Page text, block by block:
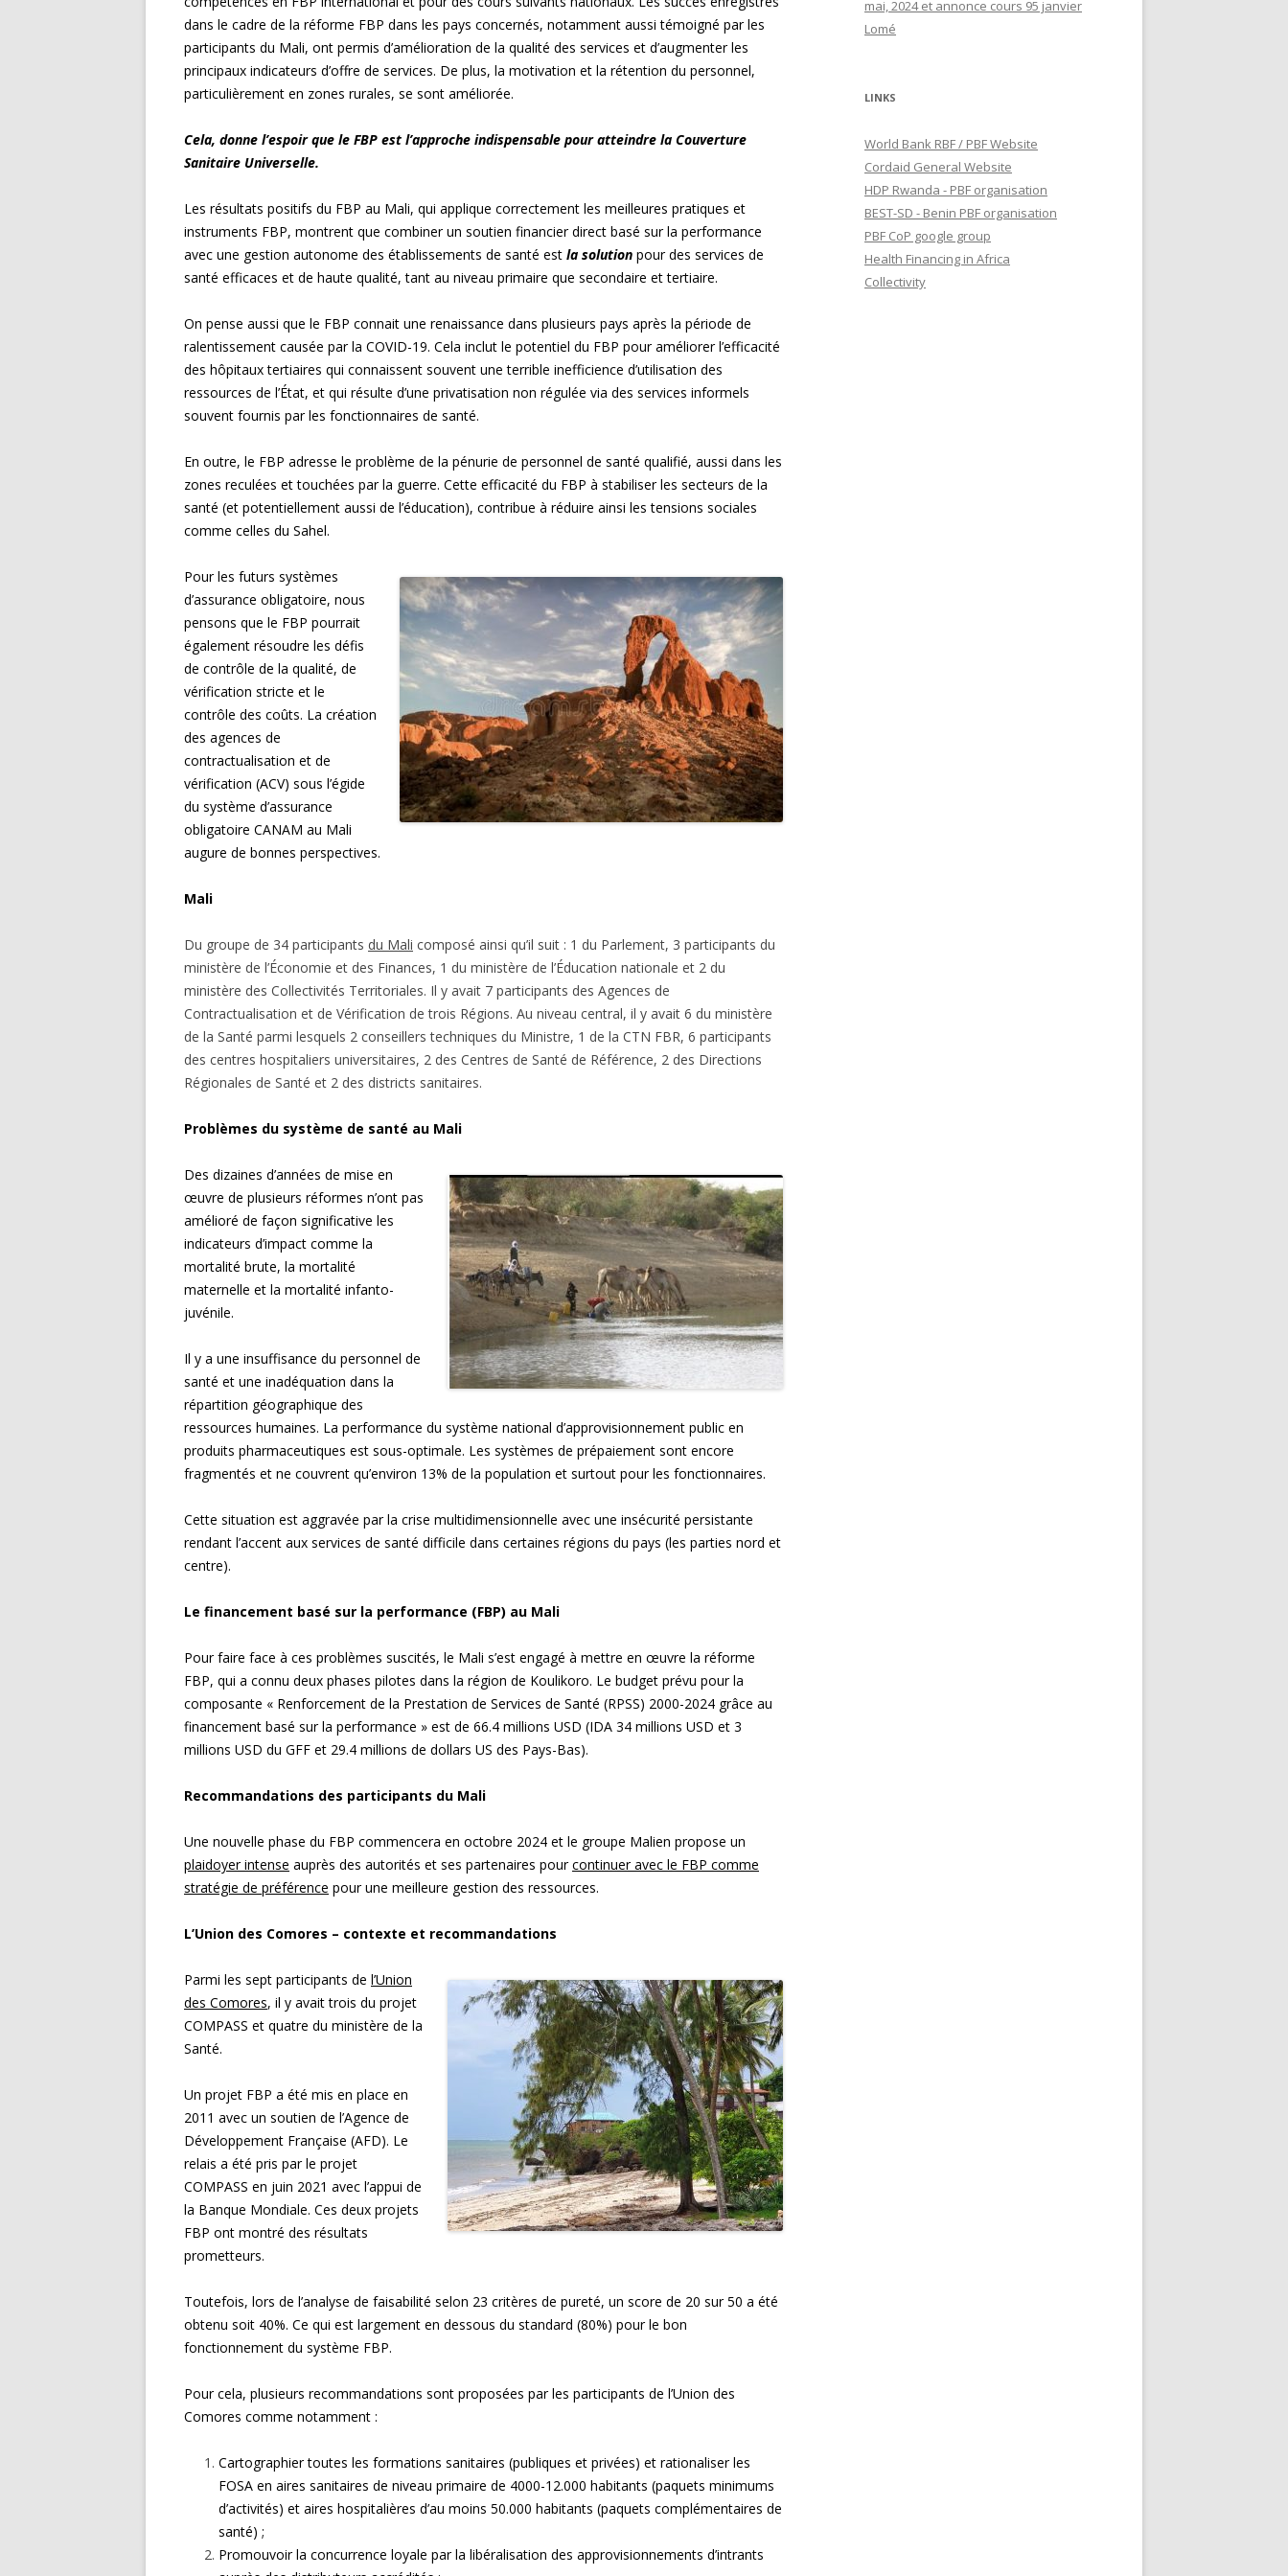
dans le cadre de la réforme FBP dans les pays concernés, notamment aussi témoigné par les
participants du Mali, ont permis d’amélioration de la qualité des services et d’augmenter les
principaux indicateurs d’offre de services. De plus, la motivation et la rétention du personnel,
particulièrement en zones rurales, se sont améliorée.
Cela, donne l’espoir que le FBP est l’approche indispensable pour atteindre la Couverture
Sanitaire Universelle.
Les résultats positifs du FBP au Mali, qui applique correctement les meilleures pratiques et
instruments FBP, montrent que combiner un soutien financier direct basé sur la performance
avec une gestion autonome des établissements de santé est la solution pour des services de
santé efficaces et de haute qualité, tant au niveau primaire que secondaire et tertiaire.
On pense aussi que le FBP connait une renaissance dans plusieurs pays après la période de
ralentissement causée par la COVID-19. Cela inclut le potentiel du FBP pour améliorer l’efficacité
des hôpitaux tertiaires qui connaissent souvent une terrible inefficience d’utilisation des
ressources de l’État, et qui résulte d’une privatisation non régulée via des services informels
souvent fournis par les fonctionnaires de santé.
En outre, le FBP adresse le problème de la pénurie de personnel de santé qualifié, aussi dans les
zones reculées et touchées par la guerre. Cette efficacité du FBP à stabiliser les secteurs de la
santé (et potentiellement aussi de l’éducation), contribue à réduire ainsi les tensions sociales
comme celles du Sahel.
Pour les futurs systèmes
d’assurance obligatoire, nous
pensons que le FBP pourrait
également résoudre les défis
de contrôle de la qualité, de
vérification stricte et le
contrôle des coûts. La création
des agences de
contractualisation et de
vérification (ACV) sous l’égide
du système d’assurance
obligatoire CANAM au Mali
augure de bonnes perspectives.
Mali
Du groupe de 34 participants du Mali composé ainsi qu’il suit : 1 du Parlement, 3 participants du
ministère de l’Économie et des Finances, 1 du ministère de l’Éducation nationale et 2 du
ministère des Collectivités Territoriales. Il y avait 7 participants des Agences de
Contractualisation et de Vérification de trois Régions. Au niveau central, il y avait 6 du ministère
de la Santé parmi lesquels 2 conseillers techniques du Ministre, 1 de la CTN FBR, 6 participants
des centres hospitaliers universitaires, 2 des Centres de Santé de Référence, 2 des Directions
Régionales de Santé et 2 des districts sanitaires.
Problèmes du système de santé au Mali
Des dizaines d’années de mise en
œuvre de plusieurs réformes n’ont pas
amélioré de façon significative les
indicateurs d’impact comme la
mortalité brute, la mortalité
maternelle et la mortalité infanto-
juvénile.
Il y a une insuffisance du personnel de
santé et une inadéquation dans la
répartition géographique des
ressources humaines. La performance du système national d’approvisionnement public en
produits pharmaceutiques est sous-optimale. Les systèmes de prépaiement sont encore
fragmentés et ne couvrent qu’environ 13% de la population et surtout pour les fonctionnaires.
Cette situation est aggravée par la crise multidimensionnelle avec une insécurité persistante
rendant l’accent aux services de santé difficile dans certaines régions du pays (les parties nord et
centre).
Le financement basé sur la performance (FBP) au Mali
Pour faire face à ces problèmes suscités, le Mali s’est engagé à mettre en œuvre la réforme
FBP, qui a connu deux phases pilotes dans la région de Koulikoro. Le budget prévu pour la
composante « Renforcement de la Prestation de Services de Santé (RPSS) 2000-2024 grâce au
financement basé sur la performance » est de 66.4 millions USD (IDA 34 millions USD et 3
millions USD du GFF et 29.4 millions de dollars US des Pays-Bas).
Recommandations des participants du Mali
Une nouvelle phase du FBP commencera en octobre 2024 et le groupe Malien propose un
plaidoyer intense auprès des autorités et ses partenaires pourcontinuer avec le FBP comme
stratégie de préférence pour une meilleure gestion des ressources.
L’Union des Comores – contexte et recommandations
Parmi les sept participants de l’Union
des Comores, il y avait trois du projet
COMPASS et quatre du ministère de la
Santé.
Un projet FBP a été mis en place en
2011 avec un soutien de l’Agence de
Développement Française (AFD). Le
relais a été pris par le projet
COMPASS en juin 2021 avec l’appui de
la Banque Mondiale. Ces deux projets
FBP ont montré des résultats
prometteurs.
Toutefois, lors de l’analyse de faisabilité selon 23 critères de pureté, un score de 20 sur 50 a été
obtenu soit 40%. Ce qui est largement en dessous du standard (80%) pour le bon
fonctionnement du système FBP.
Pour cela, plusieurs recommandations sont proposées par les participants de l’Union des
Comores comme notamment :
Cartographier toutes les formations sanitaires (publiques et privées) et rationaliser les
FOSA en aires sanitaires de niveau primaire de 4000-12.000 habitants (paquets minimums
d’activités) et aires hospitalières d’au moins 50.000 habitants (paquets complémentaires de
santé) ;
Promouvoir la concurrence loyale par la libéralisation des approvisionnements d’intrants
mai, 2024 et annonce cours 95 janvier
Lomé
LINKS
World Bank RBF / PBF Website
Cordaid General Website
HDP Rwanda - PBF organisation
BEST-SD - Benin PBF organisation
PBF CoP google group
Health Financing in Africa
Collectivity